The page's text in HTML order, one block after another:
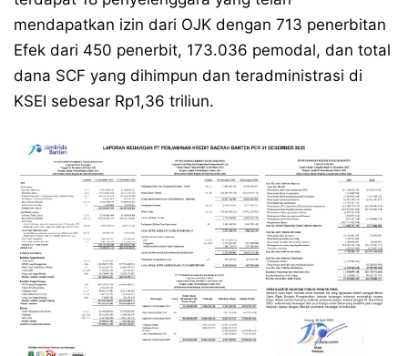
mendapatkan izin dari OJK dengan 713 penerbitan
Efek dari 450 penerbit, 173.036 pemodal, dan total
dana SCF yang dihimpun dan teradministrasi di
KSEI sebesar Rp1,36 triliun.